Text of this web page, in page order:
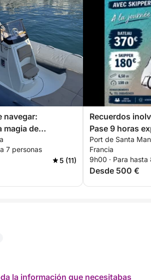
navegar:
magia de
7 personas
5 (11)
Recuerdos
Pase 9 horas
Bonifacio.
Port de Santa
Francia
9h00 · Para hasta
Desde 500 €
la información que necesitabas